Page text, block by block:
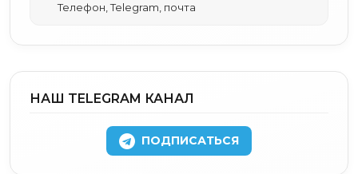
Телефон, Telegram, почта
НАШ TELEGRAM КАНАЛ
ПОДПИСАТЬСЯ